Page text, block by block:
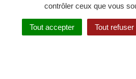
contrôler ceux que vous
Tout accepter Tout refuser
RECHERCHER
réalisé
par
Inovagora